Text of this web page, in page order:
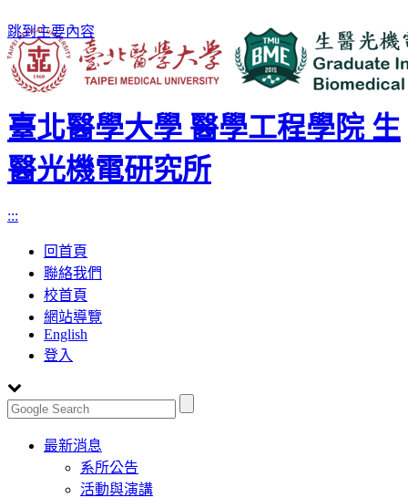
跳到主要內容
臺北醫學大學 醫學工程學院 生
醫光機電研究所
:::
回首頁
聯絡我們
校首頁
網站導覽
English
登入
Toggle
navigation
最新消息
系所公告
活動與演講